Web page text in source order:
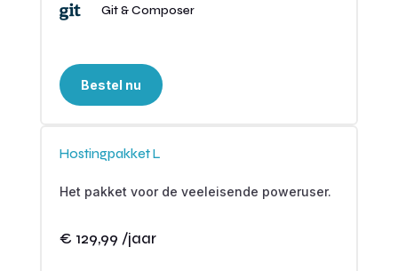
 Git & Composer
Bestel nu
Hostingpakket L
Het pakket voor de veeleisende poweruser.
€ 129,99 /jaar